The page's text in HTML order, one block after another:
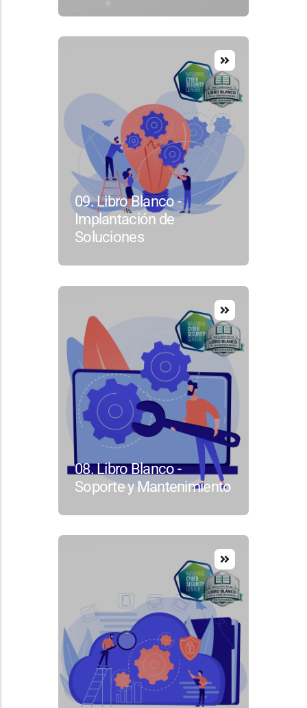
09. Libro Blanco -
Implantación de
Soluciones
08. Libro Blanco -
Soporte y Mantenimiento